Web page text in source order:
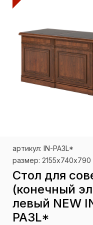
артикул: IN-PA3L*
размер: 2155х740х790
Стол для
(конечный
левый NEW
PA3L*